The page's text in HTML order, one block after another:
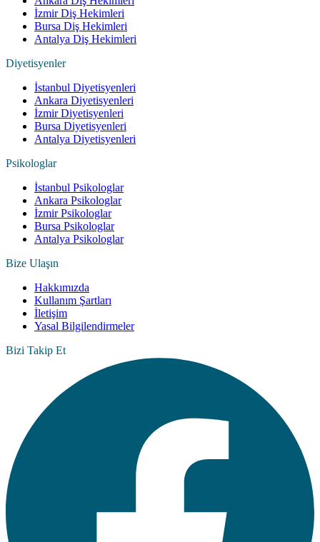
İzmir Diş Hekimleri
Bursa Diş Hekimleri
Antalya Diş Hekimleri
Diyetisyenler
İstanbul Diyetisyenleri
Ankara Diyetisyenleri
İzmir Diyetisyenleri
Bursa Diyetisyenleri
Antalya Diyetisyenleri
Psikologlar
İstanbul Psikologlar
Ankara Psikologlar
İzmir Psikologlar
Bursa Psikologlar
Antalya Psikologlar
Bize Ulaşın
Hakkımızda
Kullanım Şartları
İletişim
Yasal Bilgilendirmeler
Bizi Takip Et